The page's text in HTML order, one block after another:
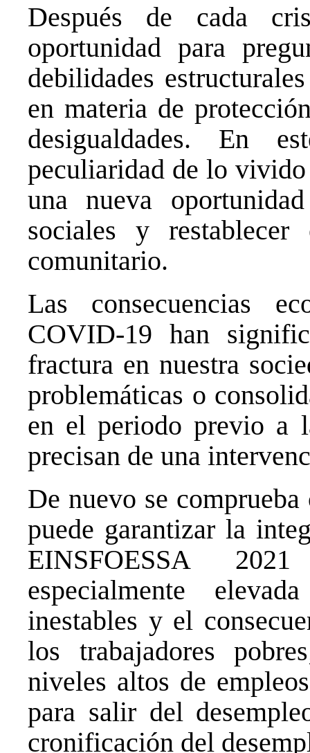
Después de cada
oportunidad para
debilidades
en materia de
desigualdades. En
peculiaridad de lo vivido
una nueva
sociales y
comunitario.
Las consecuencias
COVID-19 han
fractura en nuestra
problemáticas o
en el periodo previo a
precisan de una
De nuevo se
puede garantizar la
EINSFOESSA
especialmente
inestables y el
los trabajadores
niveles altos de
para salir del
cronificación del